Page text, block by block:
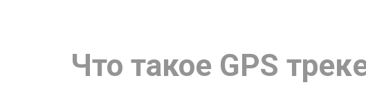
Что такое GPS